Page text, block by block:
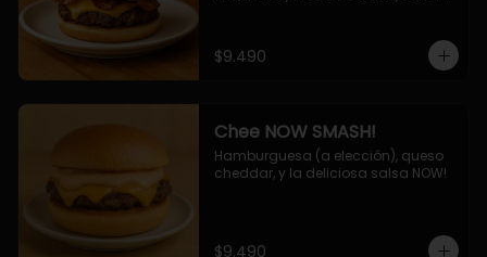
$9.490
Chee NOW SMASH!
Hamburguesa (a elección), queso
cheddar, y la deliciosa salsa NOW!
$9.490